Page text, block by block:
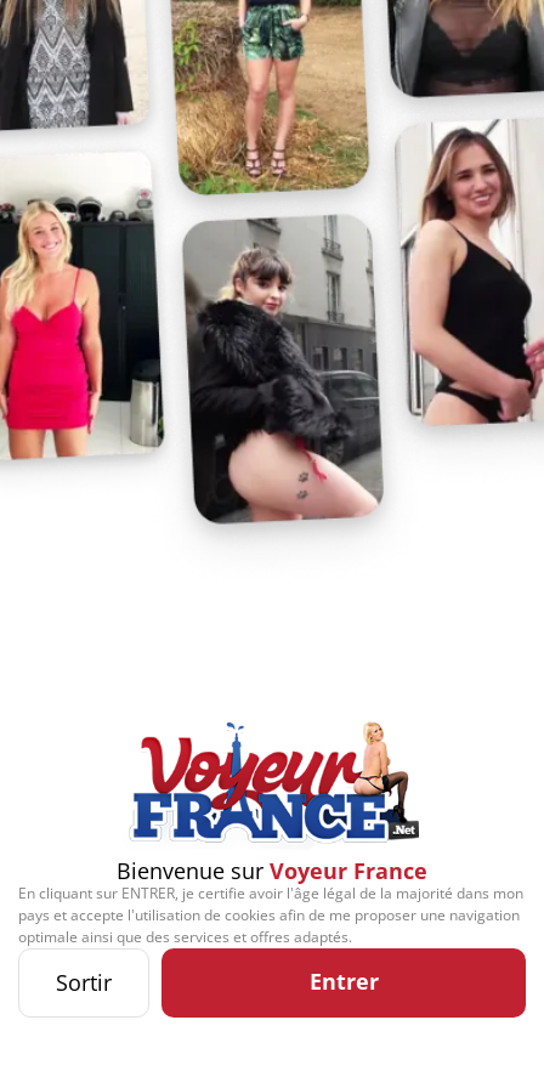
Profitez d'un essai 24h pour seulement 2€ !
Découvrir !
Basculer
navigation
VIDÉO À PROPOS
CUL QUI SE FAIT BAISER !
03:00 - 2 211 vues 26
Play
Video
Signaler cette contribution
Mentions légales
Content PolicyBilling Support Segpay
Bienvenue sur Voyeur France
En cliquant sur ENTRER, je certifie avoir l'âge légal de la majorité dans mon
pays et accepte l'utilisation de cookies afin de me proposer une navigation
optimale ainsi que des services et offres adaptés.
Sortir Entrer